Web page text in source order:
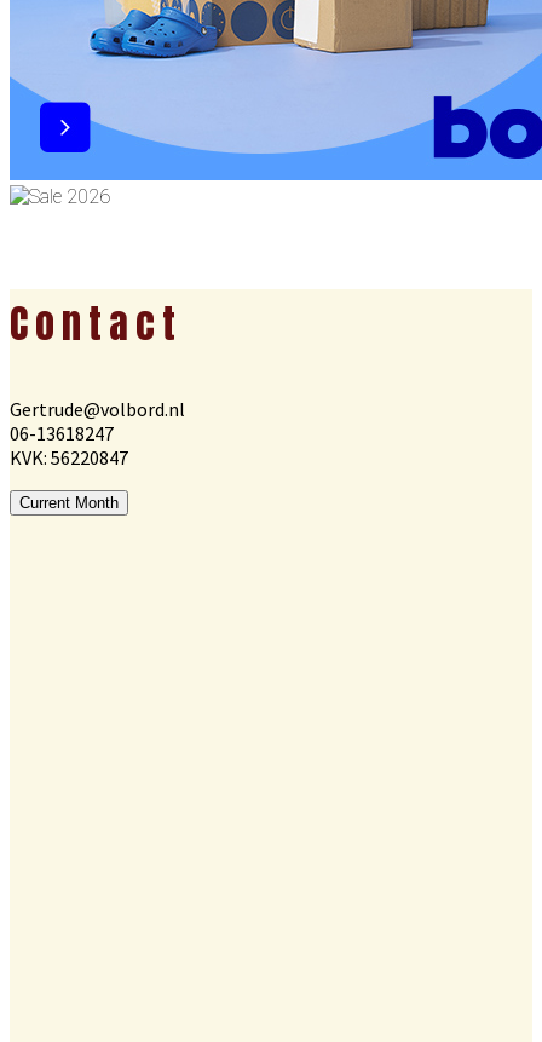
Footer
Contact
Gertrude@volbord.nl
06-13618247
KVK: 56220847
Current Month